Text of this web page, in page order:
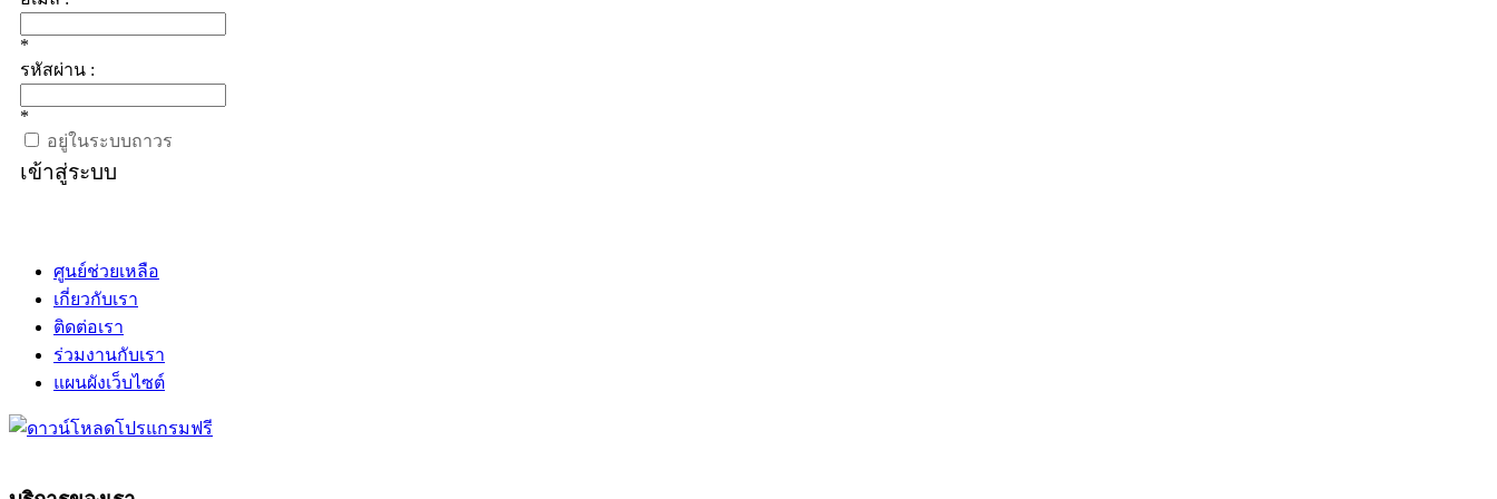
*
รหัสผ่าน :
*
อยู่ในระบบถาวร
เข้าสู่ระบบ
ศูนย์ช่วยเหลือ
เกี่ยวกับเรา
ติดต่อเรา
ร่วมงานกับเรา
แผนผังเว็บไซต์